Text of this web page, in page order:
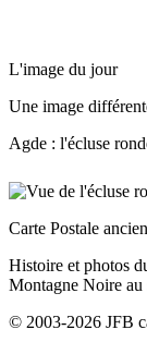
L'image du jour
Une image
Agde : l'écluse
Carte Postale
Histoire et photos
Montagne Noire
© 2003-2026 JFB